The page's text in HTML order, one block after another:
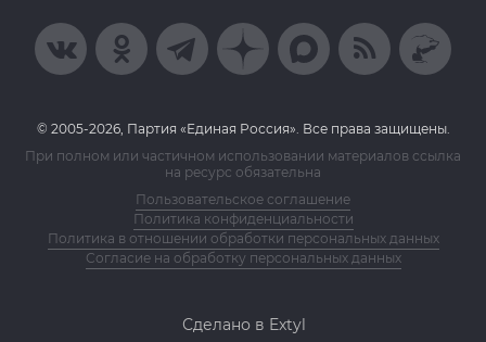
© 2005-2026, Партия «Единая Россия». Все права защищены.
При полном или частичном использовании материалов ссылка
на ресурс обязательна
Пользовательское соглашение
Политика конфиденциальности
Политика в отношении обработки персональных данных
Согласие на обработку персональных данных
Сделано в Extyl